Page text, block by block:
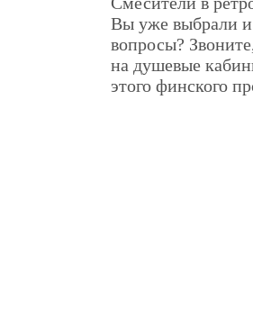
Вы уже выбрали и
вопросы?
на душевые
этого финского